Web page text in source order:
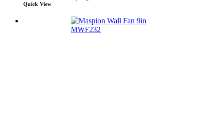
Quick View